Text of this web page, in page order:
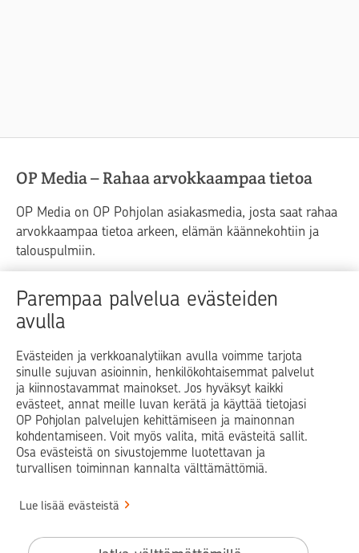
Parempaa palvelua evästeiden
avulla
Evästeiden ja verkkoanalytiikan avulla voimme tarjota
sinulle sujuvan asioinnin, henkilökohtaisemmat palvelut
ja kiinnostavammat mainokset. Jos hyväksyt kaikki
evästeet, annat meille luvan kerätä ja käyttää tietojasi
OP Pohjolan palvelujen kehittämiseen ja mainonnan
kohdentamiseen. Voit myös valita, mitä evästeitä sallit.
Osa evästeistä on sivustojemme luotettavan ja
turvallisen toiminnan kannalta välttämättömiä.
Lue lisää evästeistä
OP Media – Rahaa arvokkaampaa tietoa
OP Media on OP Pohjolan asiakasmedia, josta saat rahaa
arvokkaampaa tietoa arkeen, elämän käännekohtiin ja
talouspulmiin.
Raha Elämä
Yrityselämä
Blogit ja puheenvuorot
Op.fi OP Koti Pohjola Vahinkoapu
Facebook
X LinkedInInstagram
Käyttöehdot